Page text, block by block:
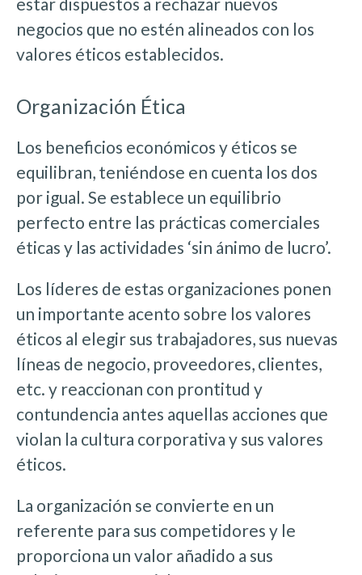
negocios que no estén alineados con los
valores éticos establecidos.
Organización Ética
Los beneficios económicos y éticos se
equilibran, teniéndose en cuenta los dos
por igual. Se establece un equilibrio
perfecto entre las prácticas comerciales
éticas y las actividades ‘sin ánimo de lucro’.
Los líderes de estas organizaciones ponen
un importante acento sobre los valores
éticos al elegir sus trabajadores, sus nuevas
líneas de negocio, proveedores, clientes,
etc. y reaccionan con prontitud y
contundencia antes aquellas acciones que
violan la cultura corporativa y sus valores
éticos.
La organización se convierte en un
referente para sus competidores y le
proporciona un valor añadido a sus